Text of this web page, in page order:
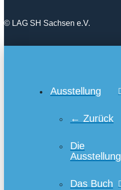
© LAG SH Sachsen e.V.
Ausstellung
← Zurück
Die
Ausstellung
Das Buch